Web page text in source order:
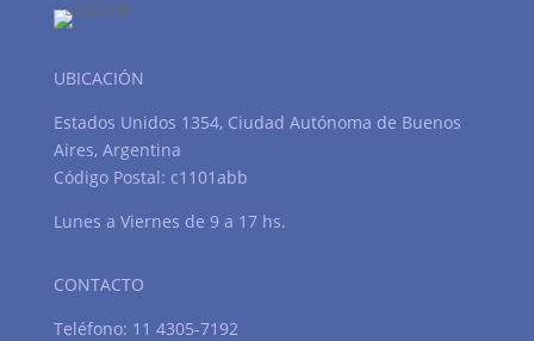
UBICACIÓN
Estados Unidos 1354, Ciudad Autónoma de Buenos
Aires, Argentina
Código Postal: c1101abb
Lunes a Viernes de 9 a 17 hs.
CONTACTO
Teléfono: 11 4305-7192